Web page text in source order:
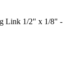
Link 1/2" x 1/8" -